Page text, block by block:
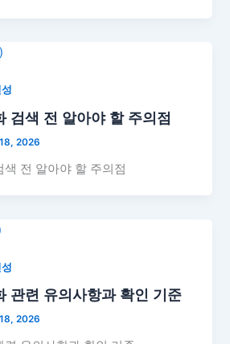
검색 전 알아야 할 주의점
2026
전 알아야 할 주의점
관련 유의사항과 확인 기준
2026